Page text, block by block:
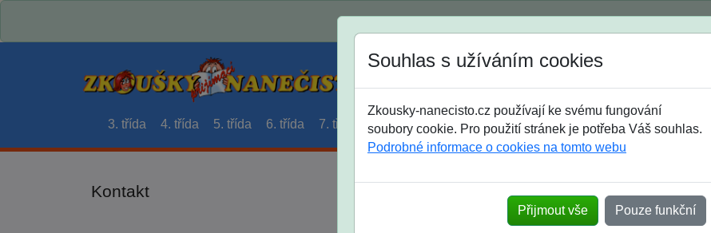
Jak si vybrat
3. třída 4. třída 5. třída 6. třída 7. třída 8. třída 9. třída střední maturanti soutěže prázdniny
Kontakt
Souhlas s užíváním cookies
Zkousky-nanecisto.cz používají ke svému fungování
soubory cookie. Pro použití stránek je potřeba Váš souhlas.
Podrobné informace o cookies na tomto webu
Přijmout vše Pouze funkční